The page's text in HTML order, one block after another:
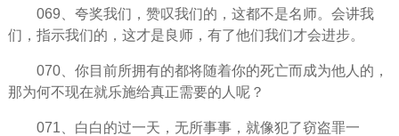
069、夸奖我们，赞叹我们的，这都不是名师。会讲我
们，指示我们的，这才是良师，有了他们我们才会进步。
070、你目前所拥有的都将随着你的死亡而成为他人的，
那为何不现在就乐施给真正需要的人呢？
071、白白的过一天，无所事事，就像犯了窃盗罪一